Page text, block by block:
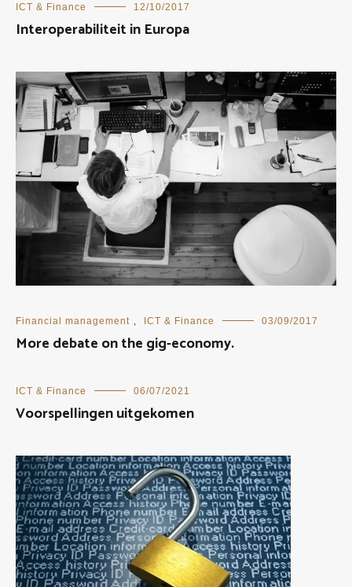
ICT & Finance 12/10/2017
Interoperabiliteit in Europa
Financial management , ICT & Finance 03/09/2017
More debate on the gig-economy.
ICT & Finance 06/07/2021
Voorspellingen uitgekomen